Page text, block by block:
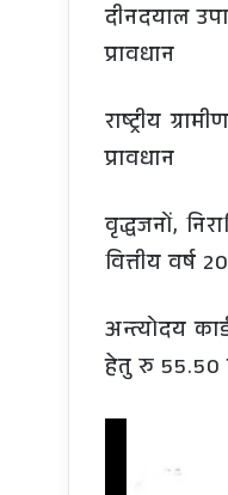
दीनदयाल
प्रावधान
राष्ट्रीय
प्रावधान
वृद्धजनों,
वित्तीय वर्ष
अन्त्योदय
हेतु रु 55.50